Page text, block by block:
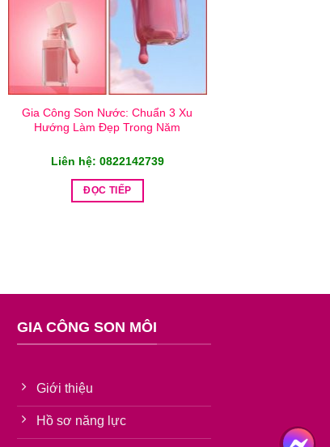
Gia Công Son Nước: Chuẩn 3 Xu
Hướng Làm Đẹp Trong Năm
Liên hệ: 0822142739
ĐỌC TIẾP
GIA CÔNG SON MÔI
Giới thiệu
Hồ sơ năng lực